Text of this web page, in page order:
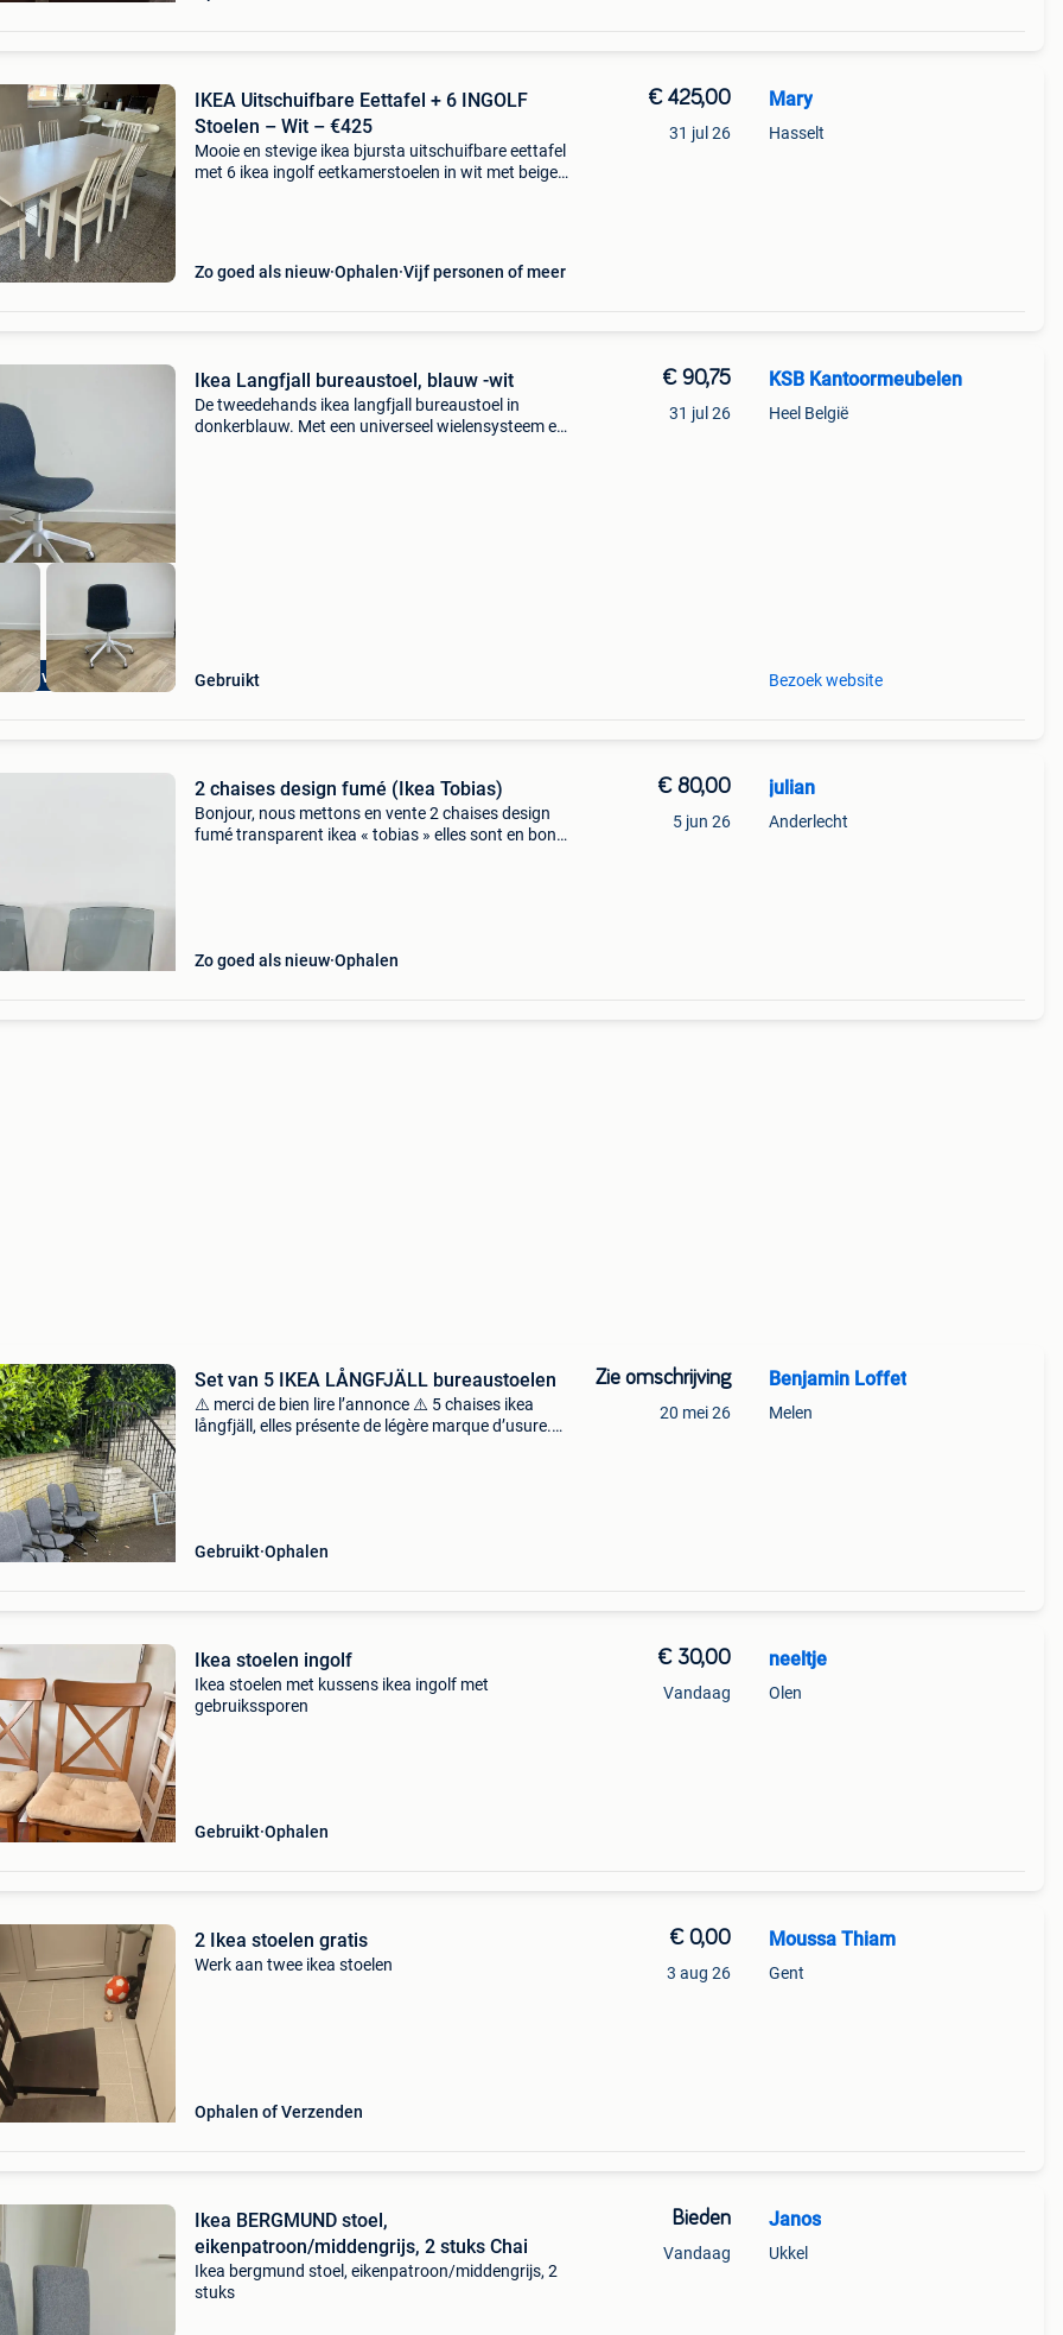
IKEA Uitschuifbare Eettafel + 6 INGOLF
Stoelen – Wit – €425
Mooie en stevige ikea bjursta uitschuifbare eettafel
met 6 ikea ingolf eetkamerstoelen in wit met beige
Zo goed als nieuw Ophalen Vijf personen of meer
€ 425,00
31 jul 26
Mary
Hasselt
op voorraad
Ikea Langfjall bureaustoel, blauw -wit
De tweedehands ikea langfjall bureaustoel in
donkerblauw. Met een universeel wielensysteem en
Gebruikt
€ 90,75
31 jul 26
KSB Kantoormeubelen
Heel België
Bezoek website
2 chaises design fumé (Ikea Tobias)
Bonjour, nous mettons en vente 2 chaises design
fumé transparent ikea « tobias » elles sont en bon
Zo goed als nieuw Ophalen
€ 80,00
5 jun 26
julian
Anderlecht
Set van 5 IKEA LÅNGFJÄLL bureaustoelen
⚠️ merci de bien lire l’annonce ⚠️ 5 chaises ikea
långfjäll, elles présente de légère marque d’usure.
Gebruikt Ophalen
Zie omschrijving
20 mei 26
Benjamin Loffet
Melen
Ikea stoelen ingolf
Ikea stoelen met kussens ikea ingolf met
gebruikssporen
Gebruikt Ophalen
€ 30,00
Vandaag
neeltje
Olen
2 Ikea stoelen gratis
Werk aan twee ikea stoelen
Ophalen of Verzenden
€ 0,00
3 aug 26
Moussa Thiam
Gent
Ikea BERGMUND stoel,
eikenpatroon/middengrijs, 2 stuks Chai
Ikea bergmund stoel, eikenpatroon/middengrijs, 2
stuks
Bieden
Vandaag
Janos
Ukkel